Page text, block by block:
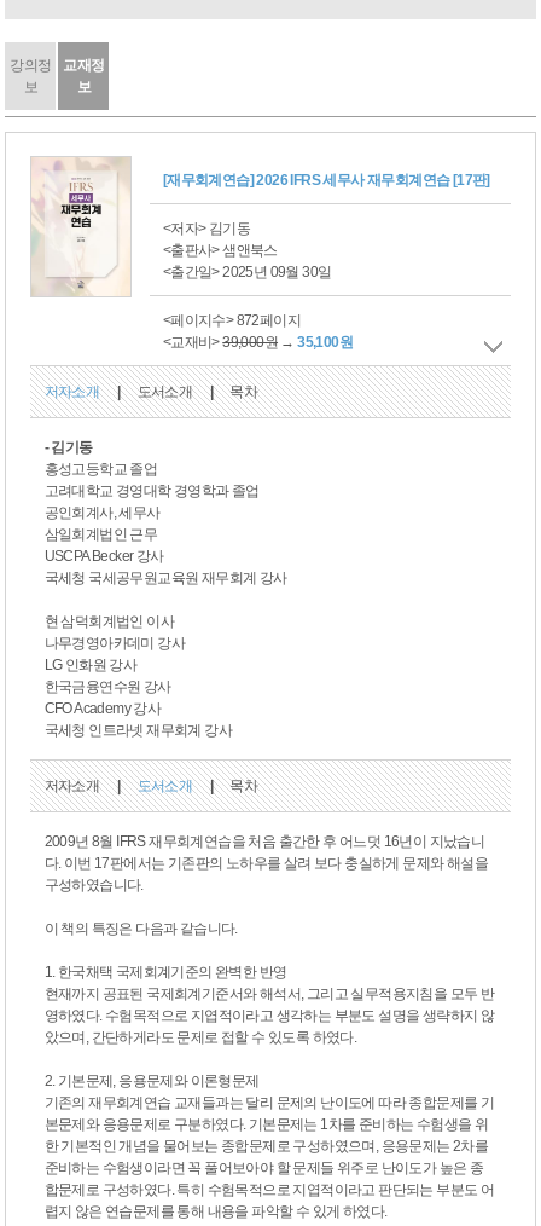
강의정
보
교재정
보
[재무회계연습] 2026 IFRS 세무사 재무회계연습 [17판]
<저자> 김기동
<출판사> 샘앤북스
<출간일> 2025년 09월 30일
<페이지수> 872페이지
<교재비>39,000원 →35,100원
저자소개 | 도서소개 | 목차
- 김기동
홍성고등학교 졸업
고려대학교 경영대학 경영학과 졸업
공인회계사, 세무사
삼일회계법인 근무
USCPA Becker 강사
국세청 국세공무원교육원 재무회계 강사
현 삼덕회계법인 이사
나무경영아카데미 강사
LG 인화원 강사
한국금융연수원 강사
CFO Academy 강사
국세청 인트라넷 재무회계 강사
저자소개 | 도서소개 | 목차
2009년 8월 IFRS 재무회계연습을 처음 출간한 후 어느덧 16년이 지났습니
다. 이번 17판에서는 기존판의 노하우를 살려 보다 충실하게 문제와 해설을
구성하였습니다.
이 책의 특징은 다음과 같습니다.
1. 한국채택 국제회계기준의 완벽한 반영
현재까지 공표된 국제회계기준서와 해석서, 그리고 실무적용지침을 모두 반
영하였다. 수험목적으로 지엽적이라고 생각하는 부분도 설명을 생략하지 않
았으며, 간단하게라도 문제로 접할 수 있도록 하였다.
2. 기본문제, 응용문제와 이론형문제
기존의 재무회계연습 교재들과는 달리 문제의 난이도에 따라 종합문제를 기
본문제와 응용문제로 구분하였다. 기본문제는 1차를 준비하는 수험생을 위
한 기본적인 개념을 물어보는 종합문제로 구성하였으며, 응용문제는 2차를
준비하는 수험생이라면 꼭 풀어보아야 할 문제들 위주로 난이도가 높은 종
합문제로 구성하였다. 특히 수험목적으로 지엽적이라고 판단되는 부분도 어
렵지 않은 연습문제를 통해 내용을 파악할 수 있게 하였다.